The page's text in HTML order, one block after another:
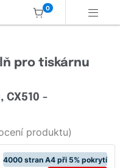
0
pro tiskárnu
4000 stran A4 při 5% pokrytí
CX510 -
produktu)